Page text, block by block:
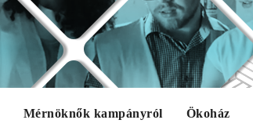
Mérnöknők kampányról Ökoház